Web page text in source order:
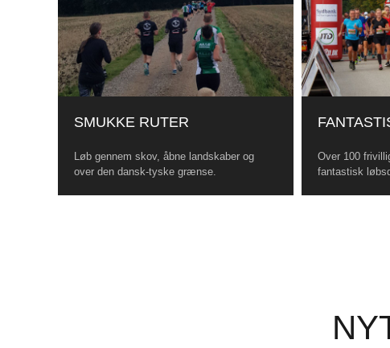
SMUKKE RUTER
Løb gennem skov, åbne landskaber og
over den dansk-tyske grænse.
Over 100
fantastisk